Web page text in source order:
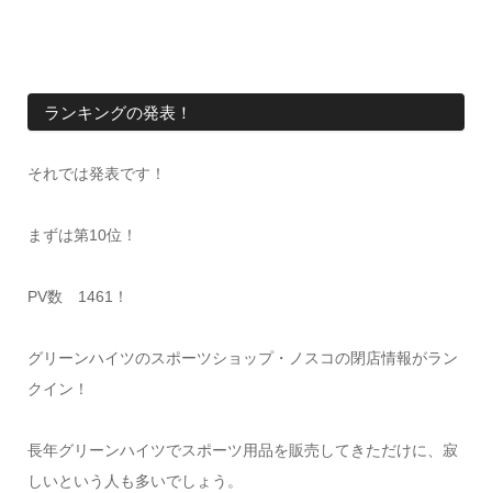
ランキングの発表！
それでは発表です！
まずは第10位！
PV数 1461！
グリーンハイツのスポーツショップ・ノスコの閉店情報がラン
クイン！
長年グリーンハイツでスポーツ用品を販売してきただけに、寂
しいという人も多いでしょう。